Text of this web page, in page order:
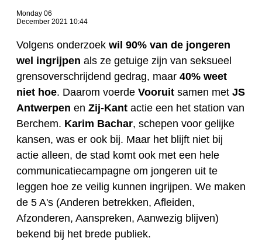
Monday 06
December 2021 10:44
Volgens onderzoek wil 90% van de jongeren
wel ingrijpen als ze getuige zijn van seksueel
grensoverschrijdend gedrag, maar 40% weet
niet hoe. Daarom voerde Vooruit samen met JS
Antwerpen en Zij-Kant actie een het station van
Berchem. Karim Bachar, schepen voor gelijke
kansen, was er ook bij. Maar het blijft niet bij
actie alleen, de stad komt ook met een hele
communicatiecampagne om jongeren uit te
leggen hoe ze veilig kunnen ingrijpen. We maken
de 5 A's (Anderen betrekken, Afleiden,
Afzonderen, Aanspreken, Aanwezig blijven)
bekend bij het brede publiek.